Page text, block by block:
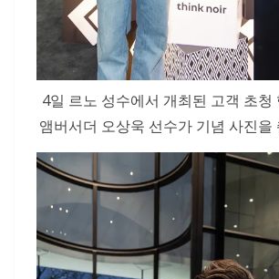
4일 르노 성수에서 개최된 고객 초청
앰버서더 오상욱 선수가 기념 사진을